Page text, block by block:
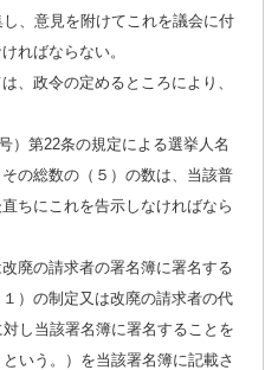
、意見を附けてこれを議会に付
ればならない。
、政令の定めるところにより、
）第22条の規定による選挙人名
の総数の（５）の数は、当該普
ちにこれを告示しなければなら
廃の請求者の署名簿に署名する
）の制定又は改廃の請求者の代
し当該署名簿に署名することを
いう。）を当該署名簿に記載さ